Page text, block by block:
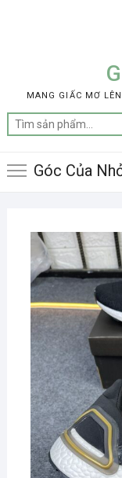
MANG GIẤC MƠ
Góc Của